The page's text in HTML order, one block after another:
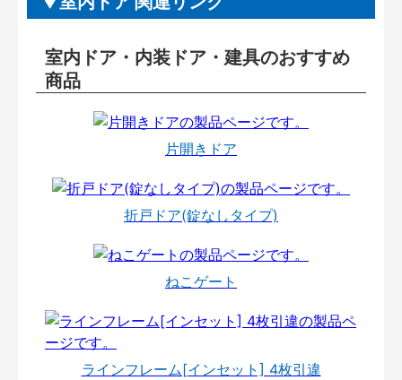
室内ドア・内装ドア・建具のおすすめ
商品
片開きドア
折戸ドア(錠なしタイプ)
ねこゲート
ラインフレーム[インセット] 4枚引違